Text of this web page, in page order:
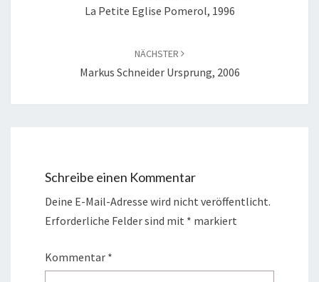
La Petite Eglise Pomerol, 1996
NÄCHSTER
Markus Schneider Ursprung, 2006
Schreibe einen Kommentar
Deine E-Mail-Adresse wird nicht veröffentlicht.
Erforderliche Felder sind mit * markiert
Kommentar *